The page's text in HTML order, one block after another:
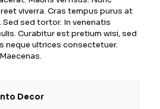
viverra. Cras tempus purus at
sed tortor. In venenatis
Curabitur est pretium wisi, sed
neque ultrices consectetuer.
Decor